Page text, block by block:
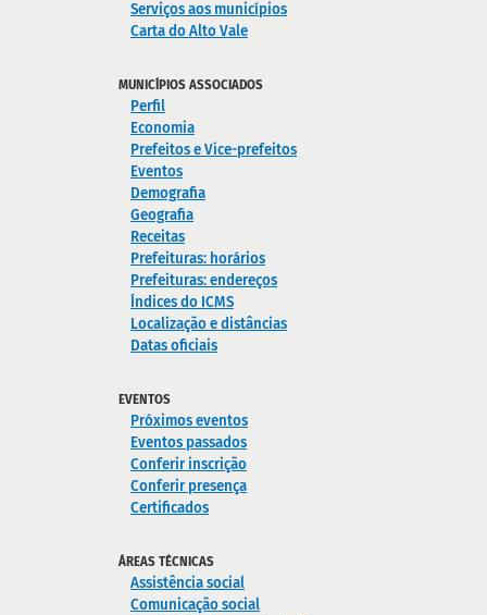
Serviços aos municípios
Carta do Alto Vale
MUNICÍPIOS ASSOCIADOS
Perfil
Economia
Prefeitos e Vice-prefeitos
Eventos
Demografia
Geografia
Receitas
Prefeituras: horários
Prefeituras: endereços
Índices do ICMS
Localização e distâncias
Datas oficiais
EVENTOS
Próximos eventos
Eventos passados
Conferir inscrição
Conferir presença
Certificados
ÁREAS TÉCNICAS
Assistência social
Comunicação social